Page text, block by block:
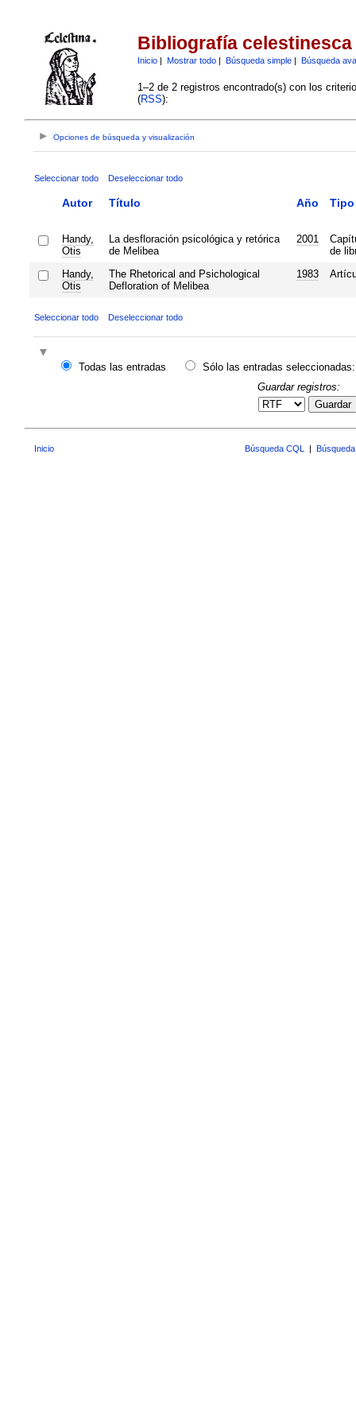
Bibliografía celestinesca
Inicio| Mostrar todo| Búsqueda simple| Búsqueda
1–2 de 2 registros encontrado(s) con los
(RSS):
Opciones de búsqueda y visualización
Seleccionar todo Deseleccionar todo
Autor Título Año Tipo
Handy,
Otis
La desfloración psicológica y retórica
de Melibea
2001
de
Handy,
Otis
The Rhetorical and Psichological
Defloration of Melibea
1983
Seleccionar todo Deseleccionar todo
Todas las entradas
Sólo las entradas seleccionadas:
Guardar registros:
Guardar
Inicio Búsqueda CQL